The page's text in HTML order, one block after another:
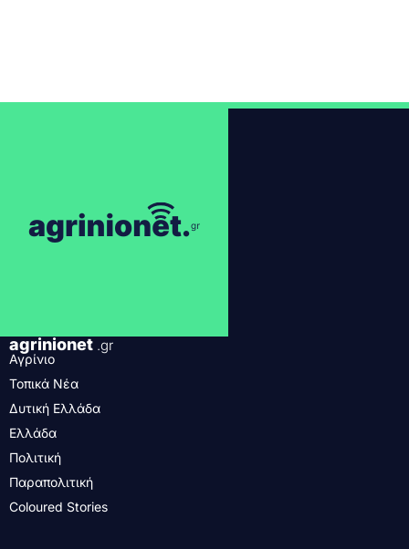
agrinionet .gr
Αγρίνιο
Τοπικά Νέα
Δυτική Ελλάδα
Ελλάδα
Πολιτική
Παραπολιτική
Coloured Stories